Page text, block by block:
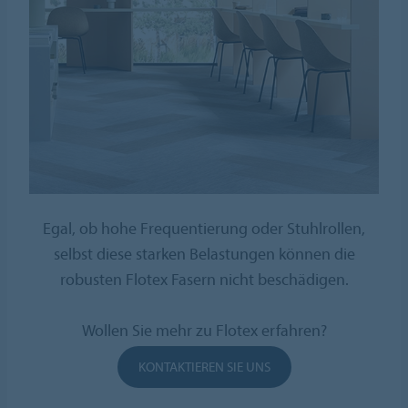
Egal, ob hohe Frequentierung oder Stuhlrollen,
selbst diese starken Belastungen können die
robusten Flotex Fasern nicht beschädigen.
Wollen Sie mehr zu Flotex erfahren?
KONTAKTIEREN SIE UNS